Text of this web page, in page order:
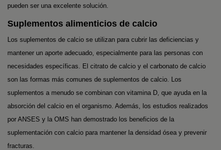
pueden ser una excelente solución.
Suplementos alimenticios de calcio
Los suplementos de calcio se utilizan para cubrir las deficiencias y
mantener un aporte adecuado, especialmente para las personas con
necesidades específicas. El citrato de calcio y el carbonato de calcio
son las formas más comunes de suplementos de calcio. Los
suplementos a menudo se combinan con vitamina D, que ayuda en la
absorción del calcio en el organismo. Además, los estudios realizados
por ANSES y la OMS han demostrado los beneficios de la
suplementación con calcio para mantener la densidad ósea y prevenir
fracturas.